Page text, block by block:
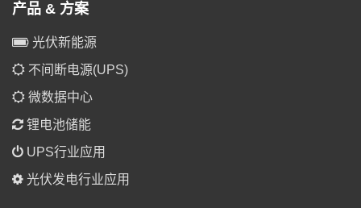
产品 & 方案
光伏新能源
不间断电源(UPS)
微数据中心
锂电池储能
UPS行业应用
光伏发电行业应用